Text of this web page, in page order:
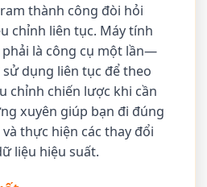
thành công đòi hỏi
chỉnh liên tục. Máy tính
là công cụ một lần—
dụng liên tục để theo
chỉnh chiến lược khi cần
xuyên giúp bạn đi đúng
thực hiện các thay đổi
liệu hiệu suất.